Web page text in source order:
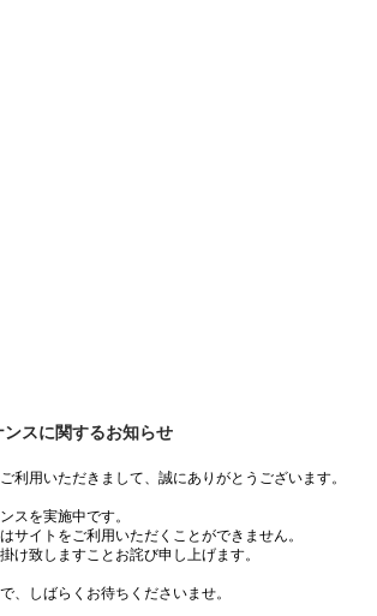
スに関するお知らせ
利用いただきまして、誠にありがとうございます。
スを実施中です。
サイトをご利用いただくことができません。
け致しますことお詫び申し上げます。
、しばらくお待ちくださいませ。